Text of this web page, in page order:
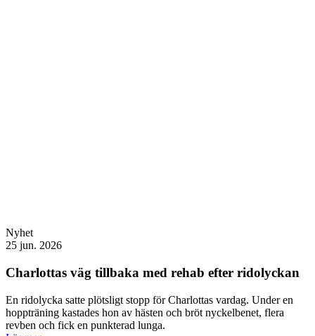
Nyhet
25 jun. 2026
Charlottas väg tillbaka med rehab efter ridolyckan
En ridolycka satte plötsligt stopp för Charlottas vardag. Under en
hoppträning kastades hon av hästen och bröt nyckelbenet, flera
revben och fick en punkterad lunga.